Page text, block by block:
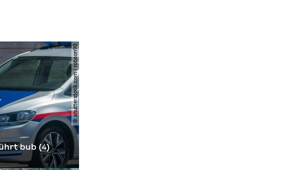
© shutterstock.com | robson90
bub (4)